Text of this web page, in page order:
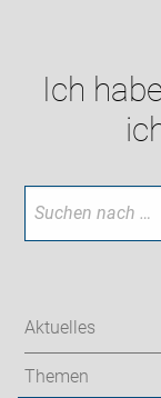
Ich
Aktuelles
Themen